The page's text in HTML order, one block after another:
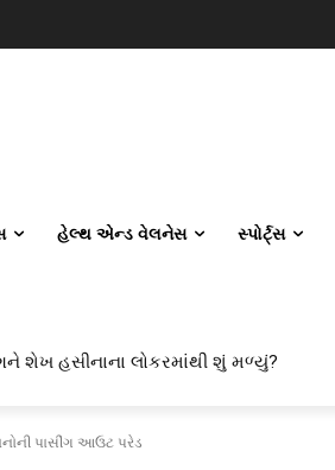
હેલ્થ એન્ડ વેલનેસ સ્પોર્ટ્સ
શેખ હસીનાના લોકરમાંથી શું મળ્યું?
પાસીંગ આઉટ પરેડ